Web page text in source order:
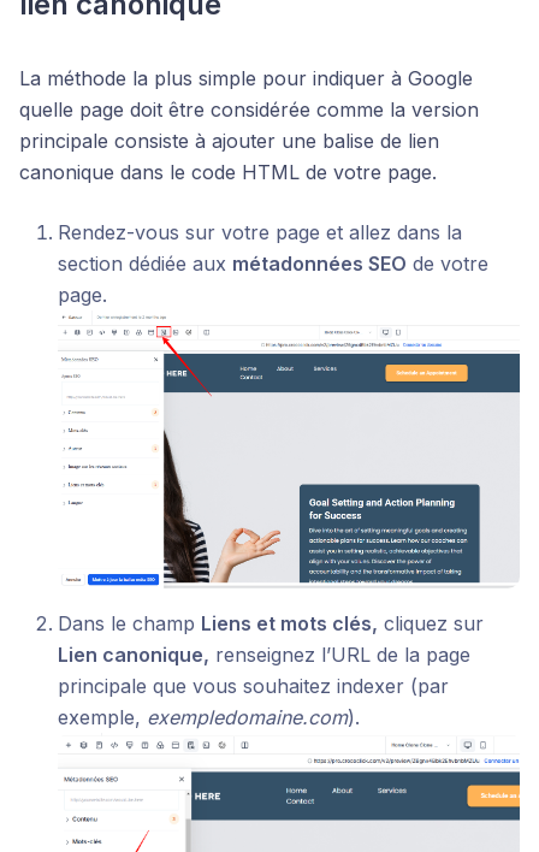
La méthode la plus simple pour indiquer à Google
quelle page doit être considérée comme la version
principale consiste à ajouter une balise de lien
canonique dans le code HTML de votre page.
Rendez-vous sur votre page et allez dans la
section dédiée aux métadonnées SEO de votre
page.
Dans le champ Liens et mots clés, cliquez sur
Lien canonique, renseignez l’URL de la page
principale que vous souhaitez indexer (par
exemple, exempledomaine.com).